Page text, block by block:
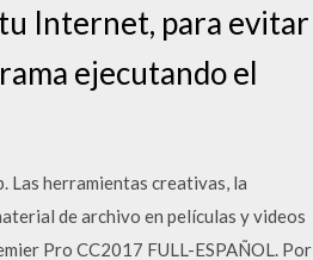
Internet, para evitar
ejecutando el
Las herramientas creativas, la
de archivo en películas y videos
Pro CC2017 FULL-ESPAÑOL. Por